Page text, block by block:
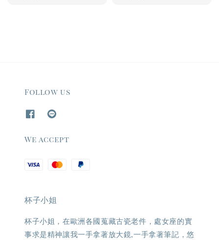
Follow us
We accept
杯子小姐
杯子小姐，在歐洲各國蒐藏古瓷老件，處女座的實
事求是精神讓我一手拿著放大鏡,一手拿著筆記，悠